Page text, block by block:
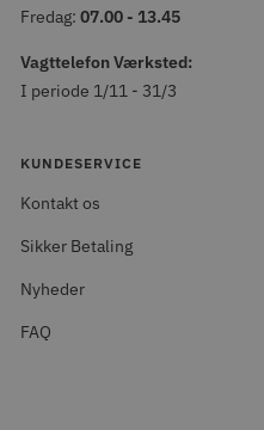
Fredag: 07.00 - 13.45
Vagttelefon Værksted:
I periode 1/11 - 31/3
KUNDESERVICE
Kontakt os
Sikker Betaling
Nyheder
FAQ